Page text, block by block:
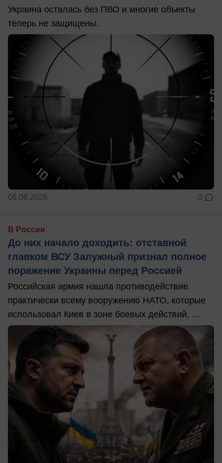
Украина осталась без ПВО и многие объекты
теперь не защищены.
06.08.2026 0
В России
До них начало доходить: отставной
главком ВСУ Залужный признал полное
поражение Украины перед Россией
Российская армия нашла противодействие
практически всему вооружению НАТО, которые
использовал Киев в зоне боевых действий, ...